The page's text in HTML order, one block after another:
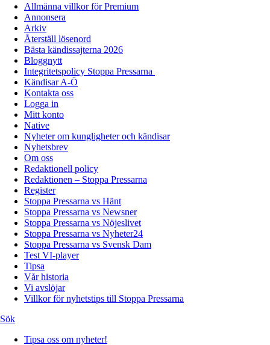
Allmänna villkor för Premium
Annonsera
Arkiv
Återställ lösenord
Bästa kändissajterna 2026
Bloggnytt
Integritetspolicy Stoppa Pressarna
Kändisar A-Ö
Kontakta oss
Logga in
Mitt konto
Native
Nyheter om kungligheter och kändisar
Nyhetsbrev
Om oss
Redaktionell policy
Redaktionen – Stoppa Pressarna
Register
Stoppa Pressarna vs Hänt
Stoppa Pressarna vs Newsner
Stoppa Pressarna vs Nöjeslivet
Stoppa Pressarna vs Nyheter24
Stoppa Pressarna vs Svensk Dam
Test VI-player
Tipsa
Vår historia
Vi avslöjar
Villkor för nyhetstips till Stoppa Pressarna
Sök
Tipsa oss om nyheter!